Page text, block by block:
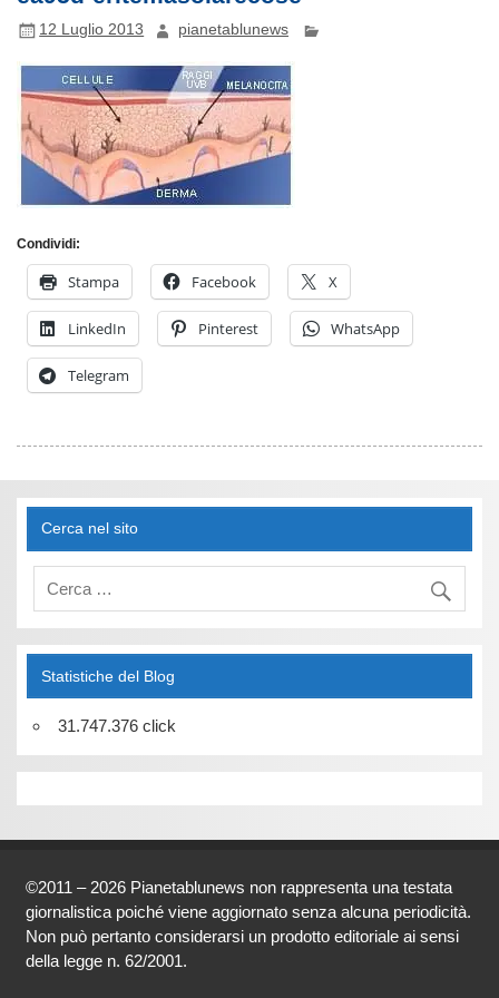
12 Luglio 2013 pianetablunews
Condividi:
Stampa Facebook X
LinkedIn Pinterest WhatsApp
Telegram
Cerca nel sito
Statistiche del Blog
31.747.376 click
©2011 – 2026 Pianetablunews non rappresenta una testata
giornalistica poiché viene aggiornato senza alcuna periodicità.
Non può pertanto considerarsi un prodotto editoriale ai sensi
della legge n. 62/2001.